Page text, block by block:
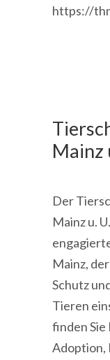
https://
Mainz
Der
Mainz u.
Mainz,
Schutz
Tieren
finden Sie
Adoption,